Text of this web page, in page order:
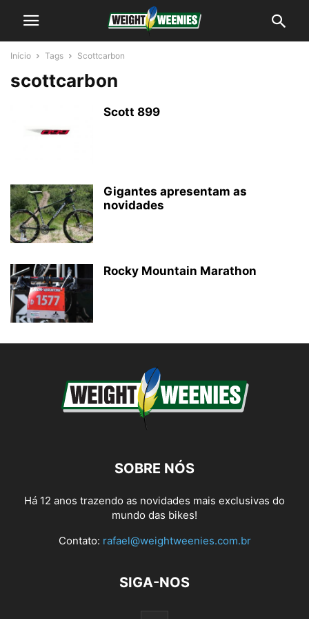
Início Tags Scottcarbon
scottcarbon
Scott 899
Gigantes apresentam as
novidades
Rocky Mountain Marathon
SOBRE NÓS
Há 12 anos trazendo as novidades mais exclusivas do
mundo das bikes!
Contato: rafael@weightweenies.com.br
SIGA-NOS